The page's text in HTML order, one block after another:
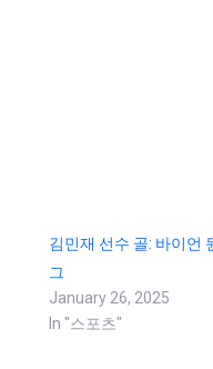
김민재 선수 골: 바이언
그
January 26, 2025
In "스포츠"